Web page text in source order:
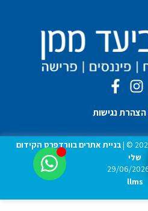
הצהרת נגישות
בניית אתרים בוורדפרס הקידום
שלי
llms